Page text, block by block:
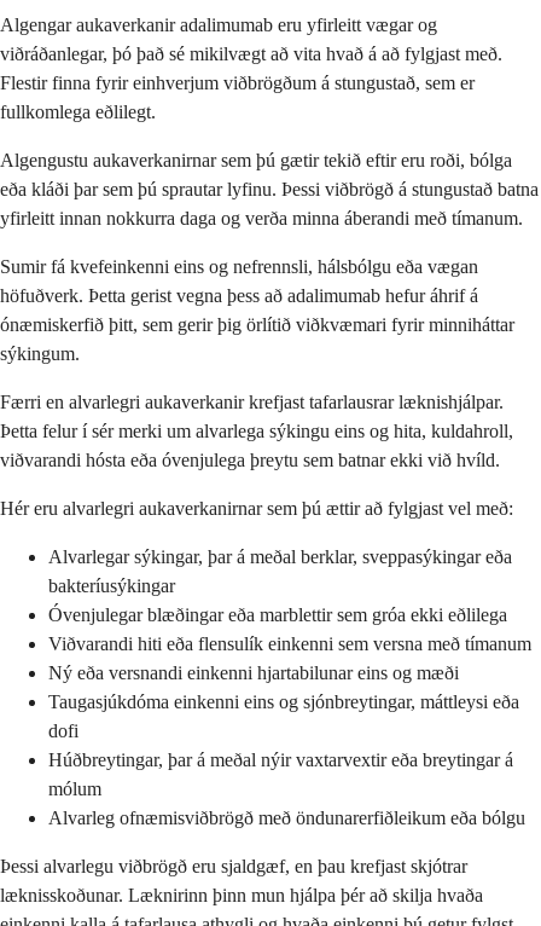
Algengar aukaverkanir adalimumab eru yfirleitt vægar og
viðráðanlegar, þó það sé mikilvægt að vita hvað á að fylgjast með.
Flestir finna fyrir einhverjum viðbrögðum á stungustað, sem er
fullkomlega eðlilegt.
Algengustu aukaverkanirnar sem þú gætir tekið eftir eru roði, bólga
eða kláði þar sem þú sprautar lyfinu. Þessi viðbrögð á stungustað batna
yfirleitt innan nokkurra daga og verða minna áberandi með tímanum.
Sumir fá kvefeinkenni eins og nefrennsli, hálsbólgu eða vægan
höfuðverk. Þetta gerist vegna þess að adalimumab hefur áhrif á
ónæmiskerfið þitt, sem gerir þig örlítið viðkvæmari fyrir minniháttar
sýkingum.
Færri en alvarlegri aukaverkanir krefjast tafarlausrar læknishjálpar.
Þetta felur í sér merki um alvarlega sýkingu eins og hita, kuldahroll,
viðvarandi hósta eða óvenjulega þreytu sem batnar ekki við hvíld.
Hér eru alvarlegri aukaverkanirnar sem þú ættir að fylgjast vel með:
Alvarlegar sýkingar, þar á meðal berklar, sveppasýkingar eða
bakteríusýkingar
Óvenjulegar blæðingar eða marblettir sem gróa ekki eðlilega
Viðvarandi hiti eða flensulík einkenni sem versna með tímanum
Ný eða versnandi einkenni hjartabilunar eins og mæði
Taugasjúkdóma einkenni eins og sjónbreytingar, máttleysi eða
dofi
Húðbreytingar, þar á meðal nýir vaxtarvextir eða breytingar á
mólum
Alvarleg ofnæmisviðbrögð með öndunarerfiðleikum eða bólgu
Þessi alvarlegu viðbrögð eru sjaldgæf, en þau krefjast skjótrar
læknisskoðunar. Læknirinn þinn mun hjálpa þér að skilja hvaða